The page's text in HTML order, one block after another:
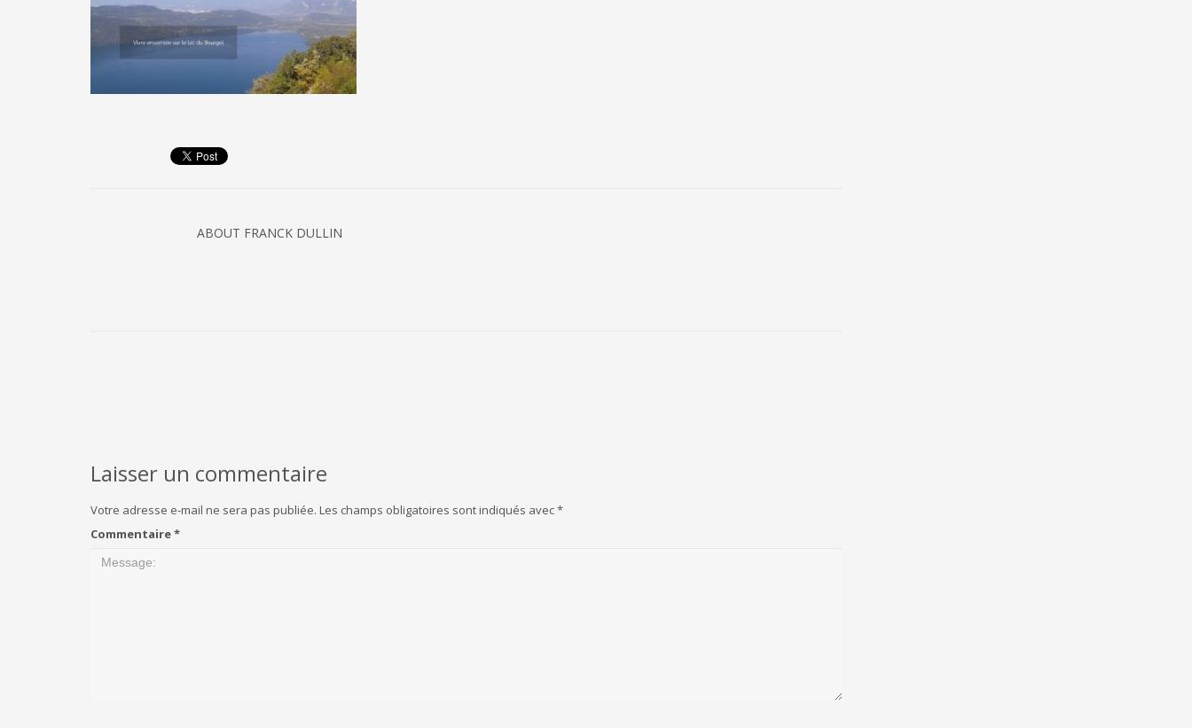
ABOUT FRANCK DULLIN
Laisser un commentaire
Votre adresse e-mail ne sera pas publiée. Les champs obligatoires sont indiqués avec*
Commentaire*